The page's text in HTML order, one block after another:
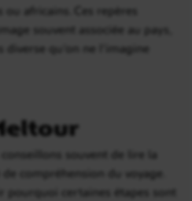
africains. Ces repères
souvent associée au pays,
diverse qu’on ne l’imagine
souvent de lire la
compréhension du voyage.
pourquoi certaines étapes sont